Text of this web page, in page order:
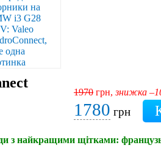
1970 грн,знижка
1780 грн
з найкращими щітками: